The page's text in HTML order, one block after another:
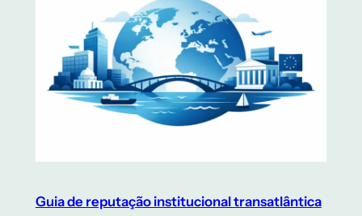
Guia de reputação institucional transatlântica